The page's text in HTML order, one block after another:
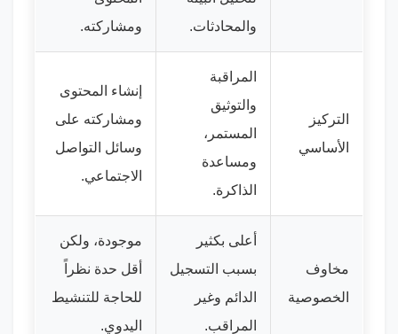
والمحادثات.
ومشاركته.
التركيز
الأساسي
المراقبة
والتوثيق
المستمر،
ومساعدة
الذاكرة.
إنشاء المحتوى
ومشاركته على
وسائل التواصل
الاجتماعي.
مخاوف
الخصوصية
أعلى بكثير
بسبب التسجيل
الدائم وغير
المراقب.
موجودة، ولكن
أقل حدة نظراً
للحاجة للتنشيط
اليدوي.